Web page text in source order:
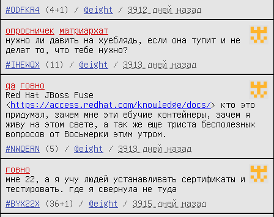
#ODFKR4
(4+1) / @eight / 3912 дней назад
опросничек
матриархат
нужно ли давить на хуеблядь, если она тупит и не
делат то, что тебе нужно?
#IHEWQX
(11) / @eight / 3913 дней назад
qa
говно
Red Hat JBoss Fuse
<https://access.redhat.com/knowledge/docs/> кто это
придумал, зачем мне эти ебучие контейнеры, зачем я
живу на этом свете, а так же еще триста бесполезных
вопросов от Восьмерки этим утром.
#NWQERN
(5) / @eight / 3913 дней назад
говно
мне 22, а я учу людей устанавливать сертификаты и
тестировать. где я свернула не туда
#BYX22X
(36+1) / @eight / 3915 дней назад